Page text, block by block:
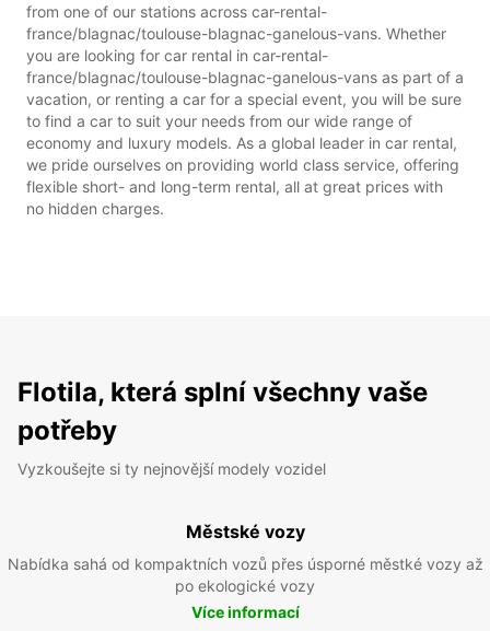
from one of our stations across car-rental-
france/blagnac/toulouse-blagnac-ganelous-vans. Whether
you are looking for car rental in car-rental-
france/blagnac/toulouse-blagnac-ganelous-vans as part of a
vacation, or renting a car for a special event, you will be sure
to find a car to suit your needs from our wide range of
economy and luxury models. As a global leader in car rental,
we pride ourselves on providing world class service, offering
flexible short- and long-term rental, all at great prices with
no hidden charges.
Flotila, která splní všechny vaše
potřeby
Vyzkoušejte si ty nejnovější modely vozidel
Městské vozy
Nabídka sahá od kompaktních vozů přes úsporné městké vozy až
po ekologické vozy
Více informací